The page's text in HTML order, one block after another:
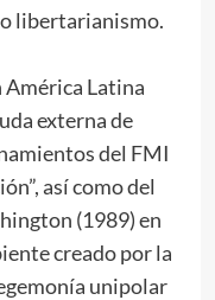
libertarianismo.
Latina
externa de
del FMI
así como del
(1989) en
creado por la
unipolar